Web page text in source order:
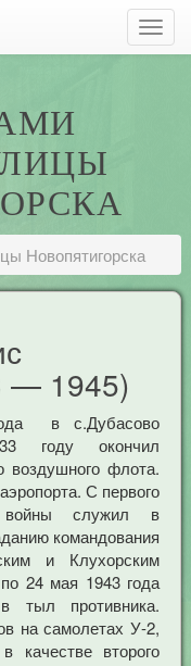
Новопятигорска
— 1945)
в с.Дубасово
году окончил
воздушного флота.
С первого
войны служил в
командования
и Клухорским
24 мая 1943 года
тыл противника.
на самолетах У-2,
второго